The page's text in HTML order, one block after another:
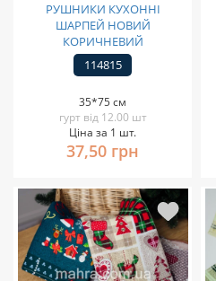
РУШНИКИ КУХОННІ
ШАРПЕЙ НОВИЙ
КОРИЧНЕВИЙ
114815
35*75 см
гурт від 12.00 шт
Ціна за 1 шт.
37,50 грн